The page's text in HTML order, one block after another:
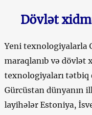
Dövlət
Yeni texnologiyalarla
maraqlanıb və
texnologiyaları tətbiq
Gürcüstan dünyanın
layihələr Estoniya,